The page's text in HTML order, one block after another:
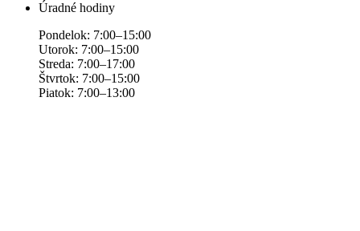
Úradné hodiny
Pondelok: 7:00–15:00
Utorok: 7:00–15:00
Streda: 7:00–17:00
Štvrtok: 7:00–15:00
Piatok: 7:00–13:00